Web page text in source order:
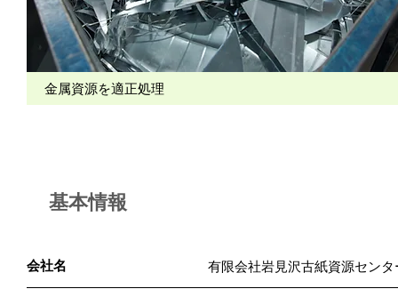
金属資源を適正処理
基本情報
会社名 有限会社岩見沢古紙資源センタ